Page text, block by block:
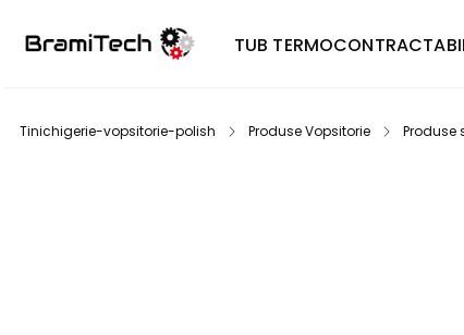
TUB
Tinichigerie-vopsitorie-polish Produse Vopsitorie Produse